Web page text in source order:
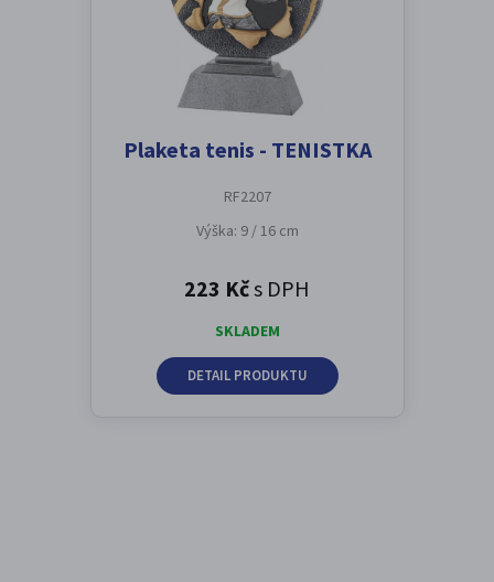
Plaketa tenis - TENISTKA
RF2207
Výška: 9 / 16 cm
223 Kčs DPH
SKLADEM
DETAIL PRODUKTU